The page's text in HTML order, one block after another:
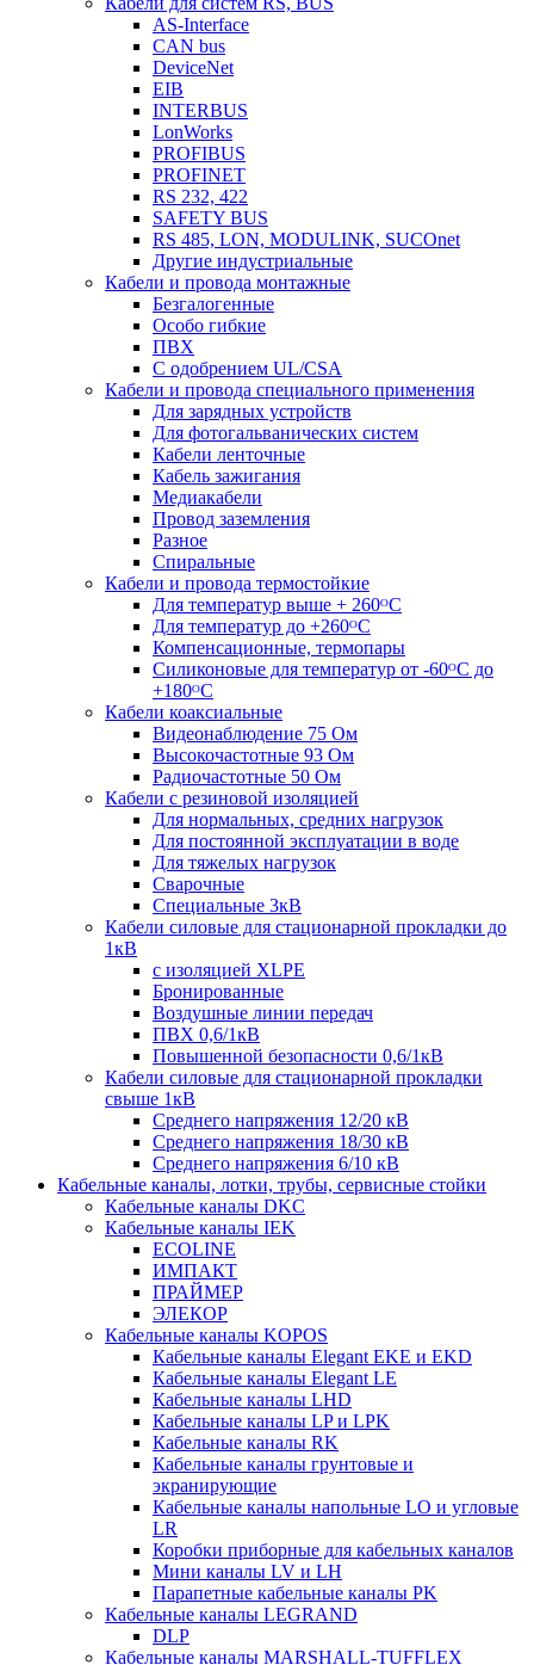
AS-Interface
CAN bus
DeviceNet
EIB
INTERBUS
LonWorks
PROFIBUS
PROFINET
RS 232, 422
SAFETY BUS
RS 485, LON, MODULINK, SUCOnet
Другие индустриальные
Кабели и провода монтажные
Безгалогенные
Особо гибкие
ПВХ
С одобрением UL/CSA
Кабели и провода специального применения
Для зарядных устройств
Для фотогальванических систем
Кабели ленточные
Кабель зажигания
Медиакабели
Провод заземления
Разное
Спиральные
Кабели и провода термостойкие
Для температур выше + 260ᴼС
Для температур до +260ᴼС
Компенсационные, термопары
Силиконовые для температур от -60ᴼC до
+180ᴼС
Кабели коаксиальные
Видеонаблюдение 75 Ом
Высокочастотные 93 Ом
Радиочастотные 50 Ом
Кабели с резиновой изоляцией
Для нормальных, средних нагрузок
Для постоянной эксплуатации в воде
Для тяжелых нагрузок
Сварочные
Специальные 3кВ
Кабели силовые для стационарной прокладки до
1кВ
c изоляцией XLPE
Бронированные
Воздушные линии передач
ПВХ 0,6/1кВ
Повышенной безопасности 0,6/1кВ
Кабели силовые для стационарной прокладки
свыше 1кВ
Среднего напряжения 12/20 кВ
Среднего напряжения 18/30 кВ
Среднего напряжения 6/10 кВ
Кабельные каналы, лотки, трубы, сервисные стойки
Кабельные каналы DKC
Кабельные каналы IEK
ECOLINE
ИМПАКТ
ПРАЙМЕР
ЭЛЕКОР
Кабельные каналы KOPOS
Кабельные каналы Elegant EKE и EKD
Кабельные каналы Elegant LE
Кабельные каналы LHD
Кабельные каналы LP и LPK
Кабельные каналы RK
Кабельные каналы грунтовые и
экранирующие
Кабельные каналы напольные LO и угловые
LR
Коробки приборные для кабельных каналов
Мини каналы LV и LH
Парапетные кабельные каналы PK
Кабельные каналы LEGRAND
DLP
Кабельные каналы MARSHALL-TUFFLEX